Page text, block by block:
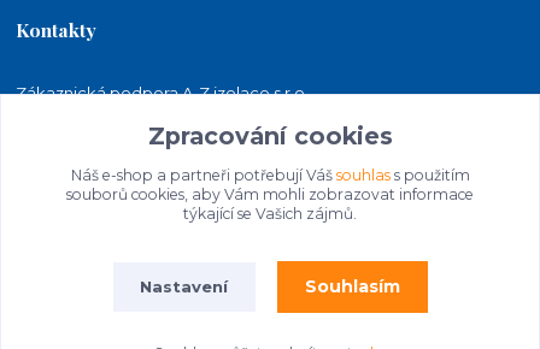
Kontakty
Zákaznická podpora A-Z izolace s.r.o.
jakubkaleta@azizolace.cz
Zpracování cookies
Náš e-shop a partneři potřebují Váš souhlass použitím
souborů cookies, aby Vám mohli zobrazovat informace
týkající se Vašich zájmů.
Nastavení Souhlasím